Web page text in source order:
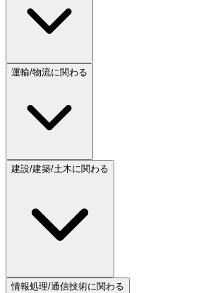
運輸/物流に関わる
建設/建築/土木に関わる
情報処理/通信技術に関わる